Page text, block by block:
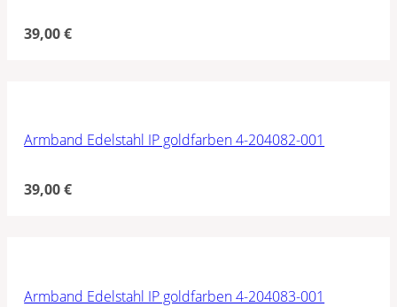
39,00€
Armband Edelstahl IP goldfarben 4-204082-001
39,00€
Armband Edelstahl IP goldfarben 4-204083-001